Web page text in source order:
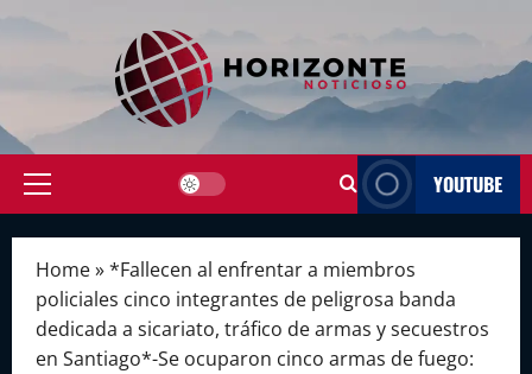
Primary
YOUTUBE
Home»*Fallecen al enfrentar a miembros
policiales cinco integrantes de peligrosa banda
dedicada a sicariato, tráfico de armas y secuestros
en Santiago*-Se ocuparon cinco armas de fuego: